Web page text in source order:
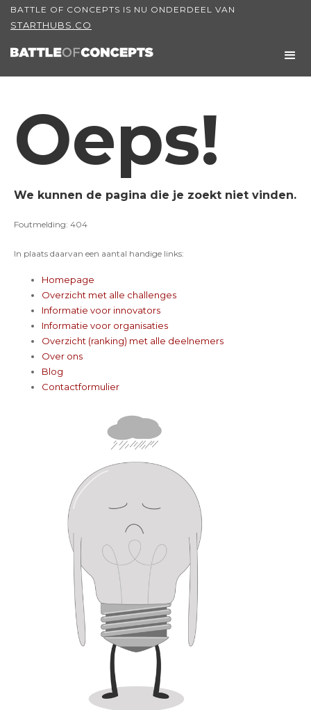
BATTLE OF CONCEPTS IS NU ONDERDEEL VAN
STARTHUBS.CO
Oeps!
We kunnen de pagina die je zoekt niet vinden.
Foutmelding: 404
In plaats daarvan een aantal handige links:
Homepage
Overzicht met alle challenges
Informatie voor innovators
Informatie voor organisaties
Overzicht (ranking) met alle deelnemers
Over ons
Blog
Contactformulier